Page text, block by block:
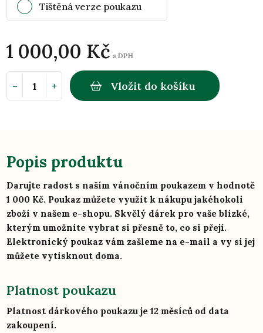
Tištěná verze poukazu
1 000,00 Kč s DPH
- + Vložit do košíku
Popis produktu
Darujte radost s naším vánočním poukazem v hodnotě
1 000 Kč. Poukaz můžete využít k nákupu jakéhokoli
zboží v našem e-shopu. Skvělý dárek pro vaše blízké,
kterým umožníte vybrat si přesně to, co si přejí.
Elektronický poukaz vám zašleme na e-mail a vy si jej
můžete vytisknout doma.
Platnost poukazu
Platnost dárkového poukazu je 12 měsíců od data
zakoupení.